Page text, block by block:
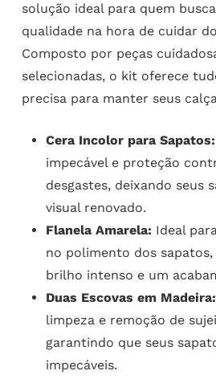
solução ideal para quem
qualidade na hora de cuidar
Composto por peças
selecionadas, o kit oferece
precisa para manter seus
Cera Incolor para Sapatos:
impecável e proteção
desgastes, deixando seus
visual renovado.
Flanela Amarela: Ideal
no polimento dos
brilho intenso e um
Duas Escovas em Madeira:
limpeza e remoção de
garantindo que seus
impecáveis.